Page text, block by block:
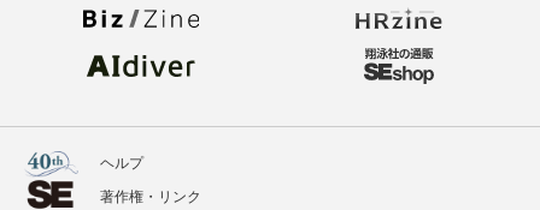
ヘルプ
著作権・リンク